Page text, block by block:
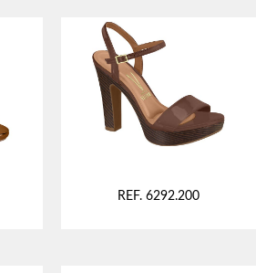
REF. 6292.200